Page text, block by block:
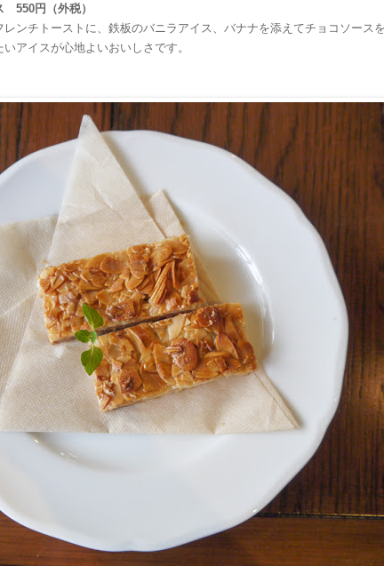
550円（外税）
ンチトーストに、鉄板のバニラアイス、バナナを添えてチョコソースを
アイスが心地よいおいしさです。